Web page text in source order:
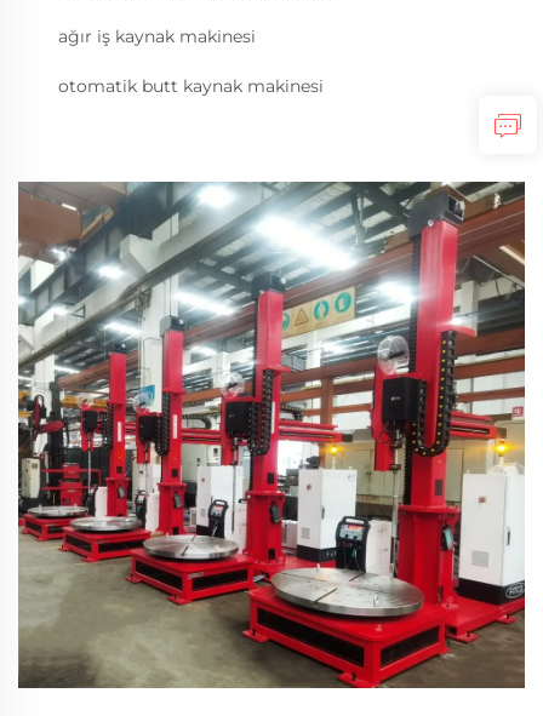
ağır iş kaynak makinesi
otomatik butt kaynak makinesi